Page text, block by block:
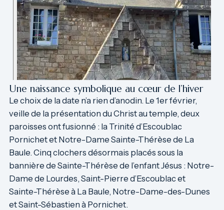
Une naissance symbolique au cœur de l’hiver
Le choix de la date n’a rien d’anodin. Le 1er février,
veille de la présentation du Christ au temple, deux
paroisses ont fusionné : la Trinité d’Escoublac
Pornichet et Notre-Dame Sainte-Thérèse de La
Baule. Cinq clochers désormais placés sous la
bannière de Sainte-Thérèse de l’enfant Jésus : Notre-
Dame de Lourdes, Saint-Pierre d’Escoublac et
Sainte-Thérèse à La Baule, Notre-Dame-des-Dunes
et Saint-Sébastien à Pornichet.